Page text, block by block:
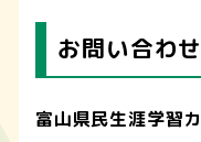
お問い合わ
富山県民生涯学習